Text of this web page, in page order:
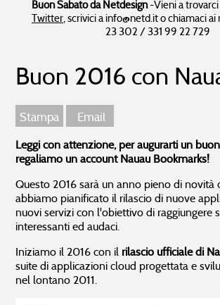
I nostri traguardi
Diffonditi su Internet
>> Pubblicazioni recenti
Il virus al tempo del WWW
Consigli di business per l'emergenza
0 - Analisi finanziaria
1 - Digitale Digitale Digitale!
2 - L'importante è comunicare
3 - Sii positivo
Netdesign Status
>> Aggiornamenti sullo stato dei sistemi
Ci sono problemi all’infrastruttura,
Sito web AMP
>> Tutte le soluzioni IT
Consulenza CRM
Intranet e Knowledge management
Comunicazione visiva
>> Tutte le soluzioni grafiche
Grafica presentazioni aziendali
Immagine coordinata
Soluzioni Software
Cambria CMS
Prodotti IT per l'impresa
Dinomail - email aziendale
Hosting Platinum
Prodotti Software
Prodotti Software
Prodotti grafici
Buon Sabato da Netdesign-Vieni a trovarci
Twitter, scrivici a info@netd.it o chiamaci
23 302 / 331 99 22 729
Buon 2016 con
Stampa Email
Leggi con attenzione, per augurarti un
regaliamo un account Nauau Bookmarks!
Questo 2016 sarà un anno pieno di novità
abbiamo pianificato il rilascio di nuove
nuovi servizi con l'obiettivo di raggiungere
interessanti ed audaci.
Iniziamo il 2016 con il rilascio ufficiale di
suite di applicazioni cloud progettata e
nel lontano 2011.